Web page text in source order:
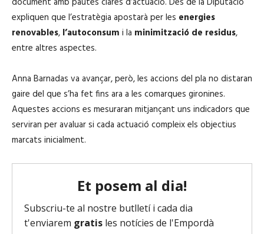
à
u
d
i
expliquen que l’estratègia apostarà per les energies
renovables, l’autoconsum i la minimització de residus,
entre altres aspectes.
Anna Barnadas va avançar, però, les accions del pla no distaran
gaire del que s’ha fet fins ara a les comarques gironines.
Aquestes accions es mesuraran mitjançant uns indicadors que
serviran per avaluar si cada actuació compleix els objectius
marcats inicialment.